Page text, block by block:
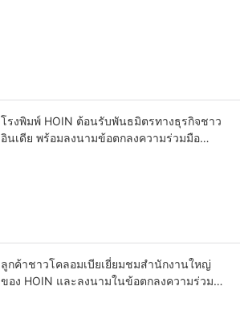
โรงพิมพ์ HOIN ต้อนรับพันธมิตรทางธุรกิจชาว
อินเดีย พร้อมลงนามข้อตกลงความร่วมมือ
ลูกค้าชาวโคลอมเบียเยี่ยมชมสำนักงานใหญ่
ของ HOIN และลงนามในข้อตกลงความร่วมมือ